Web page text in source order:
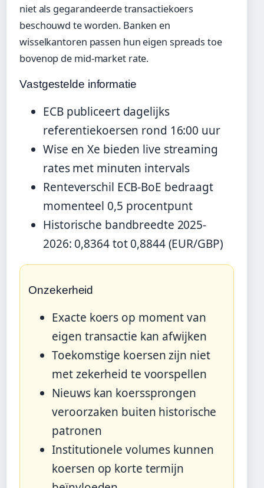
niet als gegarandeerde transactiekoers
beschouwd te worden. Banken en
wisselkantoren passen hun eigen spreads toe
bovenop de mid-market rate.
Vastgestelde informatie
ECB publiceert dagelijks
referentiekoersen rond 16:00 uur
Wise en Xe bieden live streaming
rates met minuten intervals
Renteverschil ECB-BoE bedraagt
momenteel 0,5 procentpunt
Historische bandbreedte 2025-
2026: 0,8364 tot 0,8844 (EUR/GBP)
Onzekerheid
Exacte koers op moment van
eigen transactie kan afwijken
Toekomstige koersen zijn niet
met zekerheid te voorspellen
Nieuws kan koerssprongen
veroorzaken buiten historische
patronen
Institutionele volumes kunnen
koersen op korte termijn